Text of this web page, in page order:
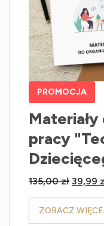
PROMOCJA
pracy
135,00zł 39,99
ZOBACZ